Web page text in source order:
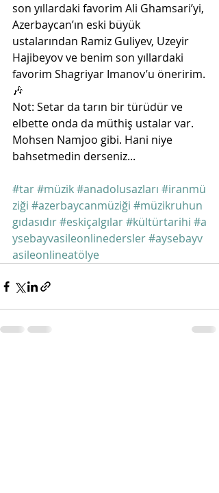
son yıllardaki favorim Ali Ghamsari’yi,
Azerbaycan’ın eski büyük
ustalarından Ramiz Guliyev, Uzeyir
Hajibeyov ve benim son yıllardaki
favorim Shagriyar Imanov’u öneririm.
🎶
Not: Setar da tarın bir türüdür ve
elbette onda da müthiş ustalar var.
Mohsen Namjoo gibi. Hani niye
bahsetmedin derseniz...
#tar#müzik#anadolusazları #iranmü
ziği #azerbaycanmüziği #müzikruhun
gıdasıdır#eskiçalgılar#kültürtarihi #a
ysebayvasileonlinedersler#aysebayv
asileonlineatölye